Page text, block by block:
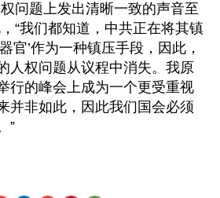
问题上发出清晰一致的声音至
“我们都知道，中共正在将其镇
官’作为一种镇压手段，因此，
人权问题从议程中消失。我原
行的峰会上成为一个更受重视
并非如此，因此我们国会必须
”